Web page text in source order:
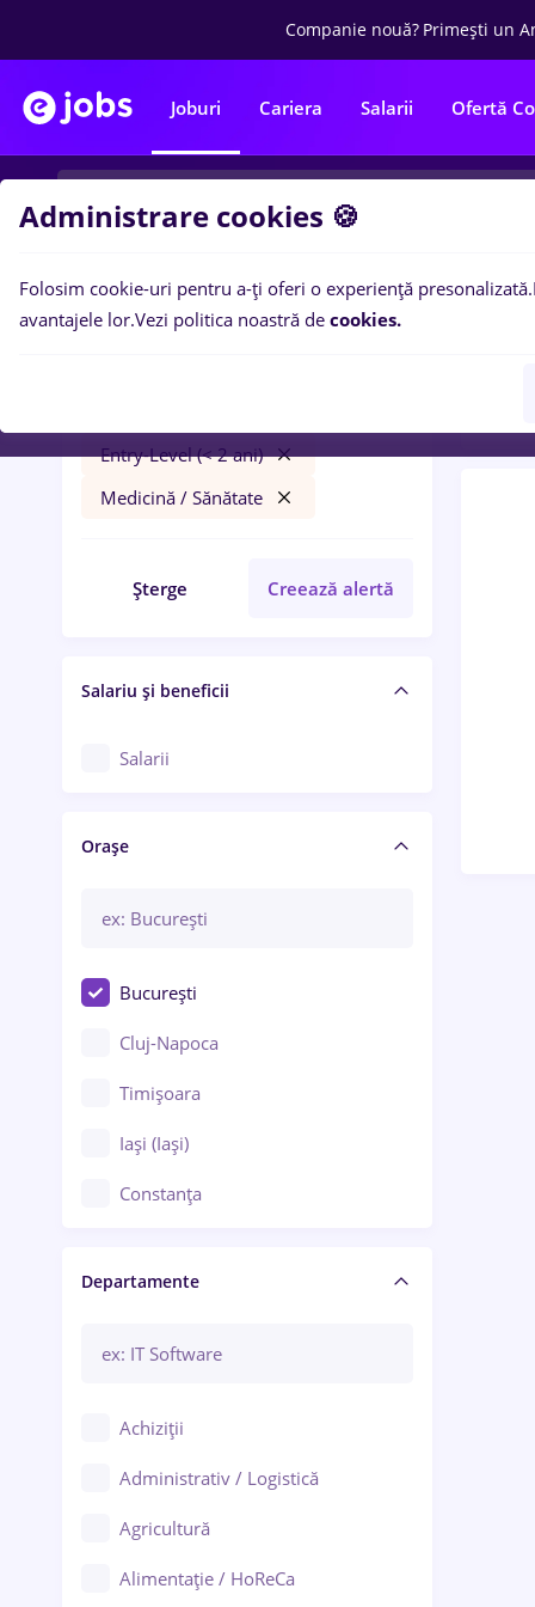
Companie nouă? Primești un
Joburi Cariera Salarii Ofertă
Filtre
Entry-Level (< 2 ani)
Medicină / Sănătate
Șterge Creează alertă
Salariu și beneficii
Salarii
Orașe
București
Cluj-Napoca
Timișoara
Iași (Iași)
Constanța
Brașov
Bacău
Galați (Galați)
Ploiești
Departamente
Achiziții
Administrativ / Logistică
Agricultură
Alimentație / HoReCa
0
Administrare cookies 🍪
Folosim cookie-uri pentru a-ți oferi o experiență presonalizată.
avantajele lor.Vezi politica noastră de cookies.